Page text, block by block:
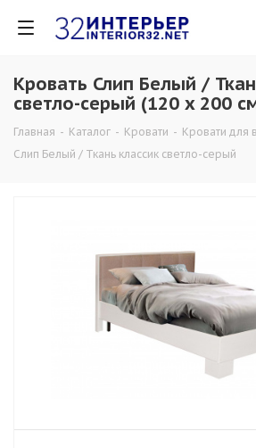
Кровать Слип Белый /
светло-серый (120 x 200
Главная - Каталог - Кровати - Кровати для
Слип Белый / Ткань классик светло-серый